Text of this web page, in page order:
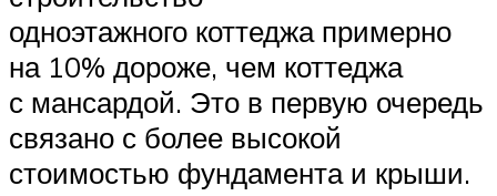
одноэтажного коттеджа примерно
на 10% дороже, чем коттеджа
с мансардой. Это в первую очередь
связано с более высокой
стоимостью фундамента и крыши.